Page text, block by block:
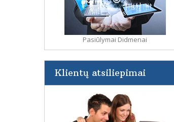
Pasiūlymai Didmenai
Klientų atsiliepimai